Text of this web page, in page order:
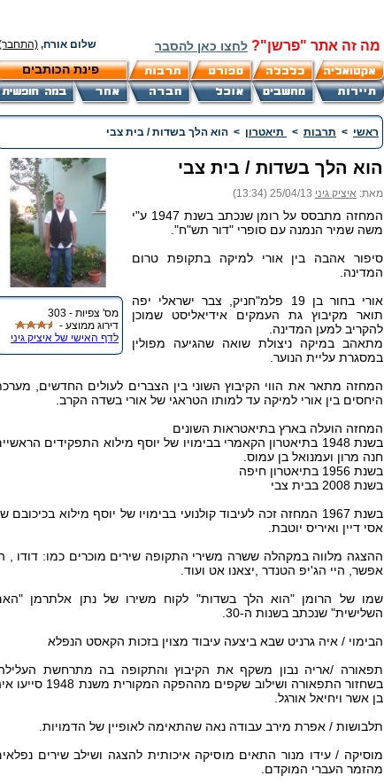
מה זה אתר "פרשן"? לחצו כאן להסבר שלום אורח,
פינת הכותבים
ראשי > תרבות > תיאטרון > הוא הלך בשדות / בית צבי
מס' צפיות - 303
דירוג ממוצע -
לדף האישי של איציק גיני
הוא הלך בשדות / בית צבי
מאת: איציק גיני 25/04/13 (13:34)
המחזה מתבסס על רומן שנכתב בשנת 1947 ע"י
משה שמיר הנמנה עם סופרי "דור תש"ח".
סיפור אהבה בין אורי למיקה בתקופת טרום
המדינה.
אורי בחור בן 19 פלמ"חניק, צבר ישראלי יפה
תואר מקיבוץ גת העמקים אידיאליסט שמוכן
להקריב למען המדינה.
מתאהב במיקה ניצולת שואה שהגיעה מפולין
במסגרת עליית הנוער.
המחזה מתאר את הווי הקיבוץ השוני בין הצברים לעולים החדשים,
היחסים בין אורי למיקה עד למותו הטראגי של אורי בשדה הקרב.
המחזה הועלה בארץ בתיאטראות השונים
ב
שנת 1948 בתיאטרון הקאמרי בבימויו של יוסף מילוא התפקידים
חנה מרון ועמנואל בן עמוס.
בשנת 1956 בתיאטרון חיפה
בשנת 2008 בבית צבי
בשנת 1967 המחזה זכה לעיבוד קולנועי בבימויו של יוסף מילוא בכיכובם
אסי דיין ואיריס יוטבת.
ההצגה מלווה במקהלה ששרה משירי התקופה שירים מוכרים כמו: דודו ,
אפשר, היי הג'יפ הטנדר ,יצאנו אט ועוד.
שמו של הרומן "הוא הלך בשדות" לקוח משירו של נתן אלתרמן
השלישית" שנכתב בשנות ה-30.
הבימוי / איה גרניט שבא ביצעה עיבוד מצוין בזכות הקאסט הנפלא
תפאורה /אריה נבון משקף את הקיבוץ והתקופה בה מתרחשת
בשחזור התפאורה ושילוב שקפים מההפקה המקורית משנת
בן אשר ויחיאל אורגל.
תלבושות / אפרת מירב עבודה נאה שהתאימה לאופיין של הדמויות.
מוסיקה / עידו מנור התאים מוסיקה איכותית להצגה ושילב שירים
מהזמר העברי המוקדם.